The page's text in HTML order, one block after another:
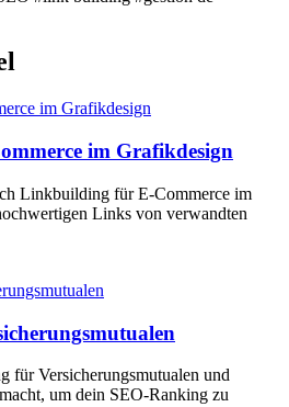
im Grafikdesign
Linkbuilding für E-Commerce im
Links von verwandten
für Versicherungsmutualen und
um dein SEO-Ranking zu